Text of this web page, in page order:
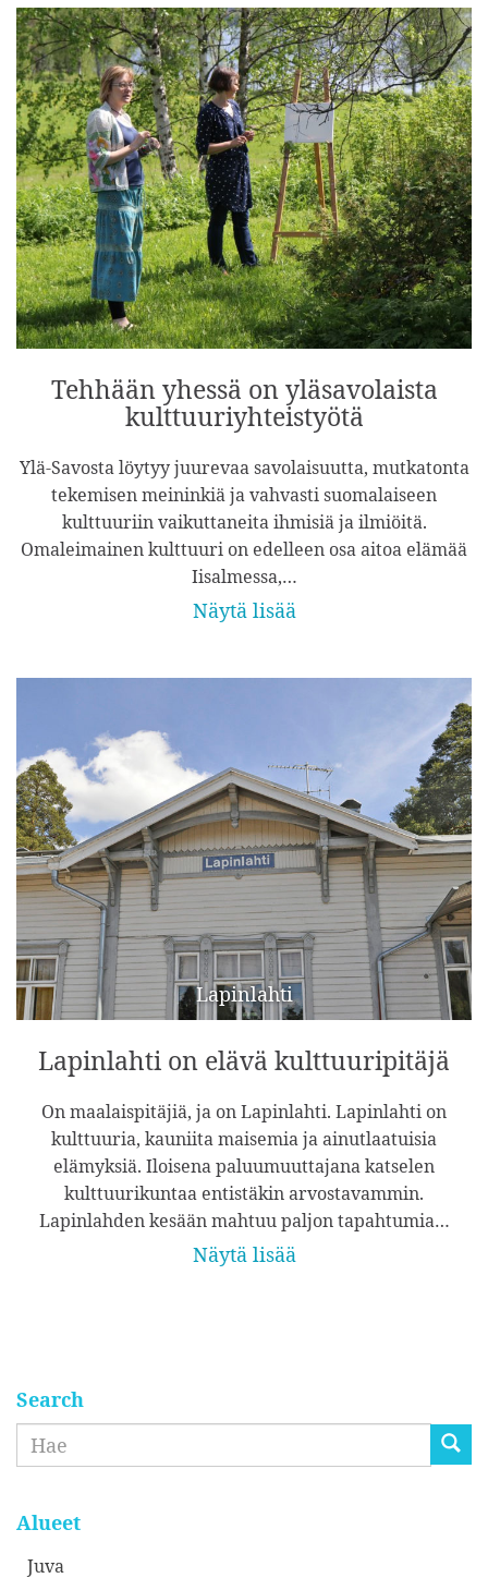
Tehhään yhessä on yläsavolaista
kulttuuriyhteistyötä
Ylä-Savosta löytyy juurevaa savolaisuutta, mutkatonta
tekemisen meininkiä ja vahvasti suomalaiseen
kulttuuriin vaikuttaneita ihmisiä ja ilmiöitä.
Omaleimainen kulttuuri on edelleen osa aitoa elämää
Iisalmessa,…
Näytä lisää
Lapinlahti
Lapinlahti on elävä kulttuuripitäjä
On maalaispitäjiä, ja on Lapinlahti. Lapinlahti on
kulttuuria, kauniita maisemia ja ainutlaatuisia
elämyksiä. Iloisena paluumuuttajana katselen
kulttuurikuntaa entistäkin arvostavammin.
Lapinlahden kesään mahtuu paljon tapahtumia…
Näytä lisää
Search
Etsi
Alueet
Juva